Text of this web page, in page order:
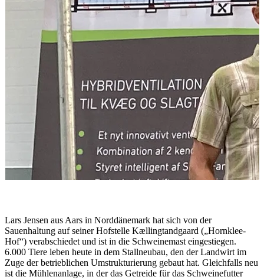
Lars Jensen aus Aars in Norddänemark hat sich von der
Sauenhaltung auf seiner Hofstelle Kællingtandgaard („Hornklee-
Hof“) verabschiedet und ist in die Schweinemast eingestiegen.
6.000 Tiere leben heute in dem Stallneubau, den der Landwirt im
Zuge der betrieblichen Umstrukturierung gebaut hat. Gleichfalls neu
ist die Mühlenanlage, in der das Getreide für das Schweinefutter